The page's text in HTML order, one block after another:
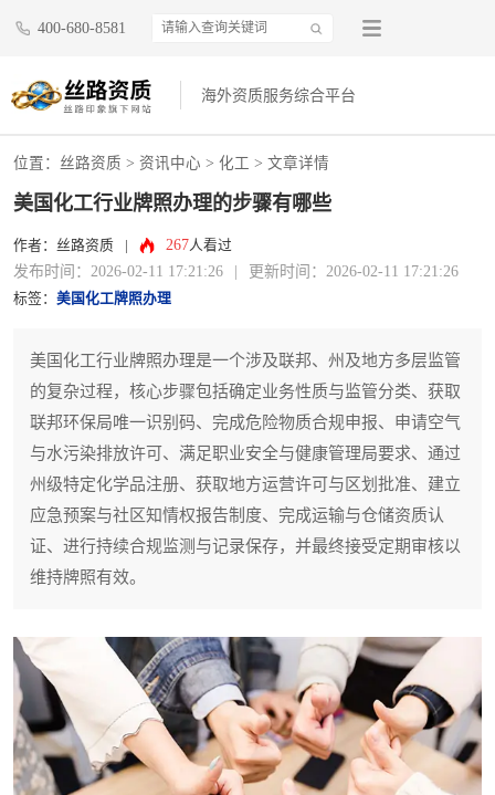
400-680-8581
海外资质服务综合平台
位置： 丝路资质 > 资讯中心 > 化工 > 文章详情
美国化工行业牌照办理的步骤有哪些
作者：丝路资质 267人看过
发布时间：2026-02-11 17:21:26 更新时间：2026-02-11 17:21:26
标签： 美国化工牌照办理
美国化工行业牌照办理是一个涉及联邦、州及地方多层监管
的复杂过程，核心步骤包括确定业务性质与监管分类、获取
联邦环保局唯一识别码、完成危险物质合规申报、申请空气
与水污染排放许可、满足职业安全与健康管理局要求、通过
州级特定化学品注册、获取地方运营许可与区划批准、建立
应急预案与社区知情权报告制度、完成运输与仓储资质认
证、进行持续合规监测与记录保存，并最终接受定期审核以
维持牌照有效。